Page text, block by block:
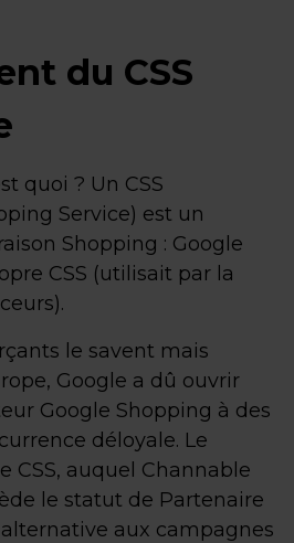
du CSS
quoi ? Un CSS
Service) est un
Shopping : Google
CSS (utilisait par la
le savent mais
Google a dû ouvrir
Google Shopping à des
déloyale. Le
CSS, auquel Channable
le statut de Partenaire
aux campagnes